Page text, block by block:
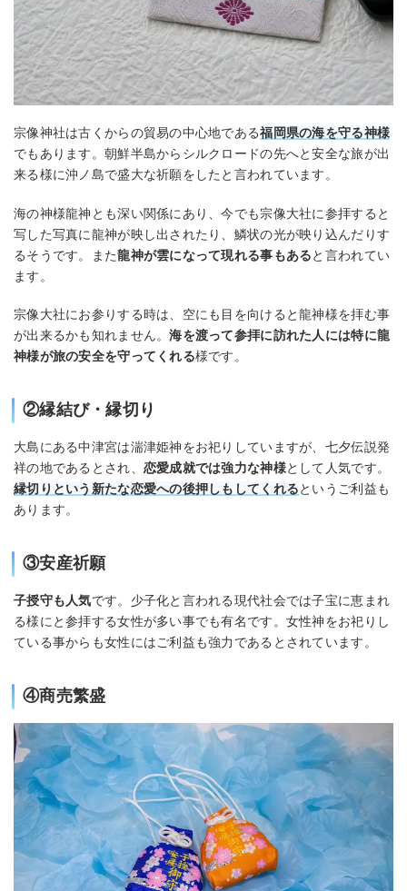
宗像神社は古くからの貿易の中心地である福岡県の海を守る神様
でもあります。朝鮮半島からシルクロードの先へと安全な旅が出
来る様に沖ノ島で盛大な祈願をしたと言われています。
海の神様龍神とも深い関係にあり、今でも宗像大社に参拝すると
写した写真に龍神が映し出されたり、鱗状の光が映り込んだりす
るそうです。また龍神が雲になって現れる事もあると言われてい
ます。
宗像大社にお参りする時は、空にも目を向けると龍神様を拝む事
が出来るかも知れません。海を渡って参拝に訪れた人には特に龍
神様が旅の安全を守ってくれる様です。
②縁結び・縁切り
大島にある中津宮は湍津姫神をお祀りしていますが、七夕伝説発
祥の地であるとされ、 恋愛成就では強力な神様として人気です。
縁切りという新たな恋愛への後押しもしてくれるというご利益も
あります。
③安産祈願
子授守も人気です。少子化と言われる現代社会では子宝に恵まれ
る様にと参拝する女性が多い事でも有名です。女性神をお祀りし
ている事からも女性にはご利益も強力であるとされています。
④商売繁盛